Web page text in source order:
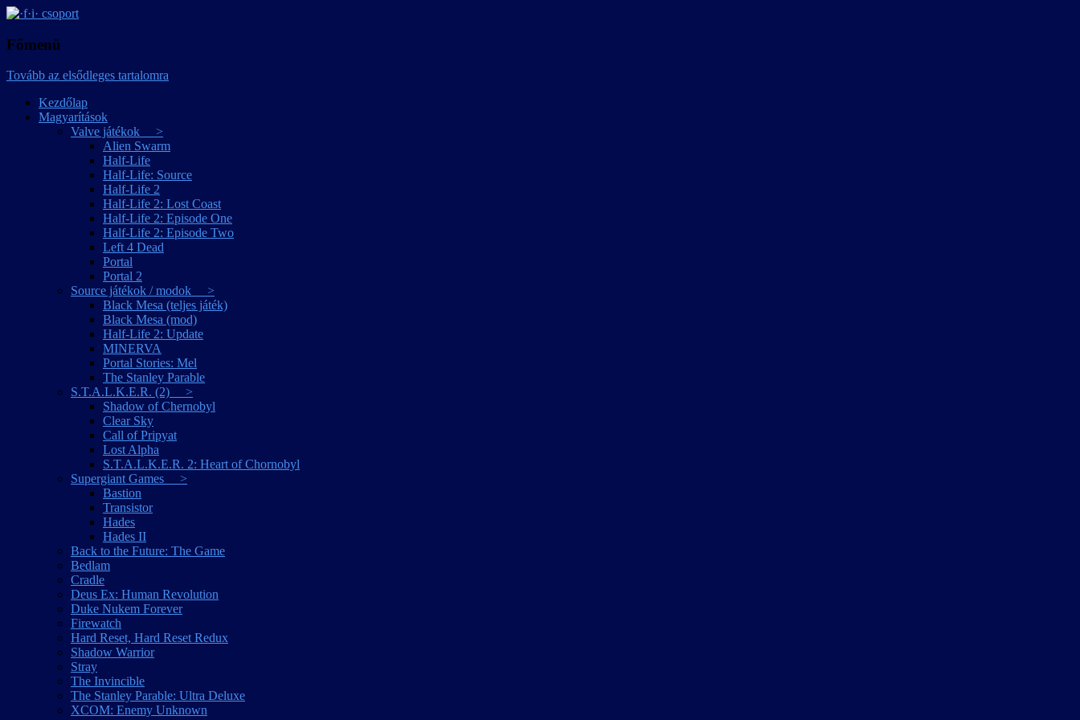
·f·i· csoport
Főmenü
Tovább az elsődleges tartalomra
Kezdőlap
Magyarítások
Valve játékok >
Alien Swarm
Half-Life
Half-Life: Source
Half-Life 2
Half-Life 2: Lost Coast
Half-Life 2: Episode One
Half-Life 2: Episode Two
Left 4 Dead
Portal
Portal 2
Source játékok / modok >
Black Mesa (teljes játék)
Black Mesa (mod)
Half-Life 2: Update
MINERVA
Portal Stories: Mel
The Stanley Parable
S.T.A.L.K.E.R. (2) >
Shadow of Chernobyl
Clear Sky
Call of Pripyat
Lost Alpha
S.T.A.L.K.E.R. 2: Heart of Chornobyl
Supergiant Games >
Bastion
Transistor
Hades
Hades II
Back to the Future: The Game
Bedlam
Cradle
Deus Ex: Human Revolution
Duke Nukem Forever
Firewatch
Hard Reset, Hard Reset Redux
Shadow Warrior
Stray
The Invincible
The Stanley Parable: Ultra Deluxe
XCOM: Enemy Unknown